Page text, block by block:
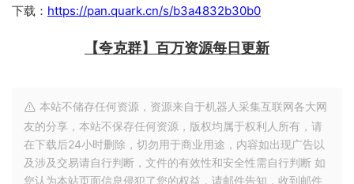
下载： https://pan.quark.cn/s/b3a4832b30b0
【夸克群】百万资源每日更新
本站不储存任何资源，资源来自于机器人采集互联网各大网
友的分享，本站不保存任何资源，版权均属于权利人所有，请
在下载后24小时删除，切勿用于商业用途，内容如出现广告以
及涉及交易请自行判断，文件的有效性和安全性需自行判断 如
您认为本站页面信息侵犯了您的权益，请邮件告知，收到邮件